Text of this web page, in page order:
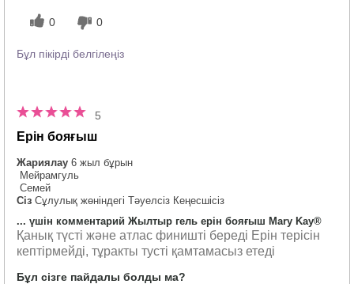
0 0
Бұл пікірді белгілеңіз
5
Ерін бояғыш
Жариялау 6 жыл бұрын
Мейрамгуль
Семей
Сіз Сұлулық жөніндегі Тәуелсіз Кеңесшісіз
... үшін комментарий Жылтыр гель ерін бояғыш Mary Kay®
Қанық түсті және атлас финишті береді Ерін терісін
кептірмейді, тұракты тусті қамтамасыз етеді
Бұл сізге пайдалы болды ма?